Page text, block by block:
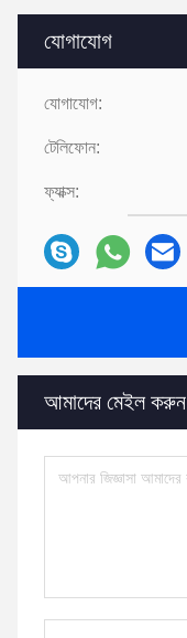
যোগাযোগ
যোগাযোগ:
টেলিফোন:
ফ্যাক্স:
আমাদের মেইল করুন